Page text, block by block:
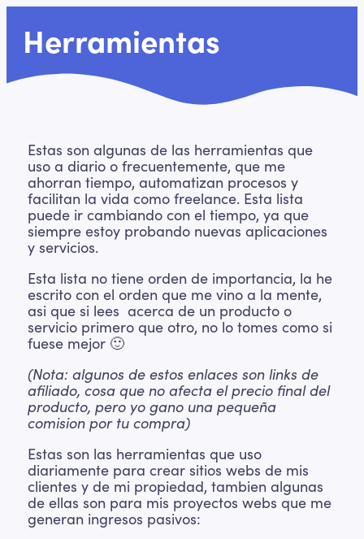
Herramientas
Estas son algunas de las herramientas que
uso a diario o frecuentemente, que me
ahorran tiempo, automatizan procesos y
facilitan la vida como freelance. Esta lista
puede ir cambiando con el tiempo, ya que
siempre estoy probando nuevas aplicaciones
y servicios.
Esta lista no tiene orden de importancia, la he
escrito con el orden que me vino a la mente,
asi que si lees acerca de un producto o
servicio primero que otro, no lo tomes como si
fuese mejor 🙂
(Nota: algunos de estos enlaces son links de
afiliado, cosa que no afecta el precio final del
producto, pero yo gano una pequeña
comision por tu compra)
Estas son las herramientas que uso
diariamente para crear sitios webs de mis
clientes y de mi propiedad, tambien algunas
de ellas son para mis proyectos webs que me
generan ingresos pasivos: